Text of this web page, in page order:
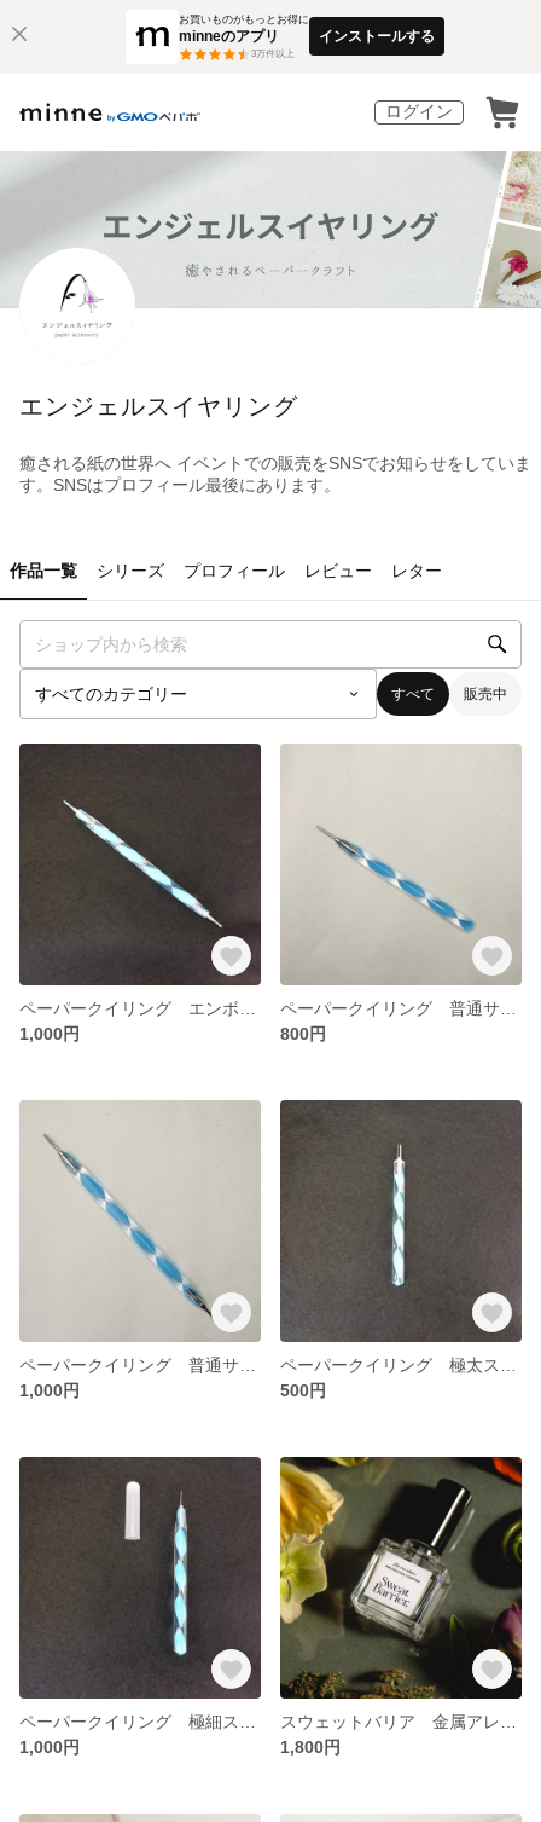
お買いものがもっとお得に
minneのアプリ
3万件以上
インストールする
ログイン
エンジェルスイヤリング
癒される紙の世界へ イベントでの販売をSNSでお知らせをしていま
す。SNSはプロフィール最後にあります。
作品一覧 シリーズ プロフィール レビュー レター
すべて 販売中
1,000円
800円
1,000円
500円
1,000円
1,800円